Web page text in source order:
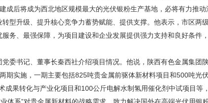
成后将成为西北地区规模最大的光伏银粉生产基地，必将有力推
型升级、提升核心竞争力蓄势赋能、提供支撑。他表示，市区两
务、最强保障，为项目建设和企业发展提供强力支持和良好条件
委书记、董事长秦西社介绍项目情况。他说，陕西有色金属集团
期实施，一期主要包括825吨贵金属前驱体新材料项目和500吨光
果转化与产业化项目和100公斤电解水制氢用催化剂中试项目等